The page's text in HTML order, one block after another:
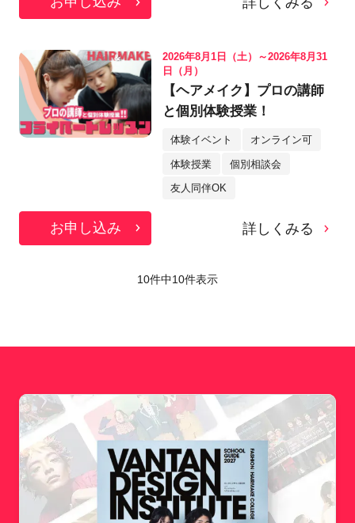
2026年8月1日（土）～2026年8月31
日（月）
【ヘアメイク】プロの講師
と個別体験授業！
体験イベント オンライン可
体験授業 個別相談会
友人同伴OK
お申し込み 詳しくみる
10件中10件表示